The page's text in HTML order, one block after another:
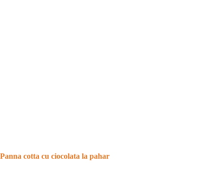
Panna cotta cu ciocolata la pahar